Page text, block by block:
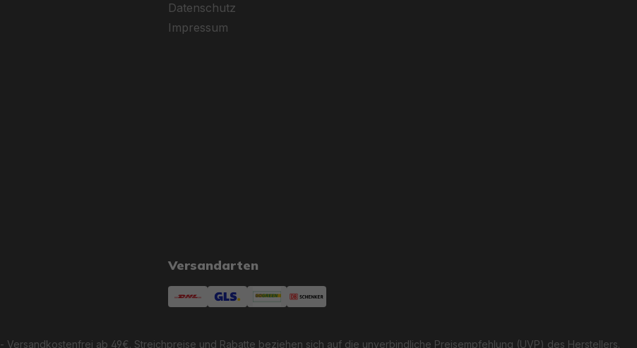
Datenschutz
Impressum
Versandarten
- Versandkostenfrei ab 49€. Streichpreise und Rabatte beziehen sich auf die unverbindliche Preisempfehlung (UVP) des Herstellers.